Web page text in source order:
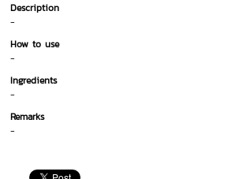
Description
-
How to use
-
Ingredients
-
Remarks
-